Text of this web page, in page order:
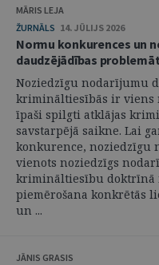
MĀRIS LEJA
ŽURNĀLS 14. JŪLIJS 2026
Normu konkurences un
daudzējādības
Noziedzīgu nodarījumu
krimināltiesībās ir viens
īpaši spilgti atklājas
savstarpējā saikne. Lai
konkurence, noziedzīgu
vienots noziedzīgs
krimināltiesību doktrīnā
piemērošana konkrētās
un ...
JĀNIS GRASIS